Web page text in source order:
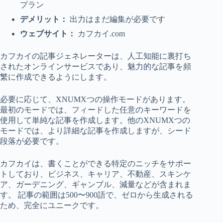
プラン
デメリット：
出力はまだ編集が必要です
ウェブサイト：
カフカイ.com
カフカイの記事ジェネレーターは、人工知能に裏打ち
されたオンラインサービスであり、魅力的な記事を頻
繁に作成できるようにします。
必要に応じて、XNUMXつの操作モードがあります。
最初のモードでは、フィードした任意のキーワードを
使用して単純な記事を作成します。他のXNUMXつの
モードでは、より詳細な記事を作成しますが、シード
段落が必要です。
カフカイは、書くことができる特定のニッチをサポー
トしており、ビジネス、キャリア、不動産、スキンケ
ア、ガーデニング、ギャンブル、減量などが含まれま
す。 記事の範囲は500〜900語で、ゼロから生成される
ため、完全にユニークです。